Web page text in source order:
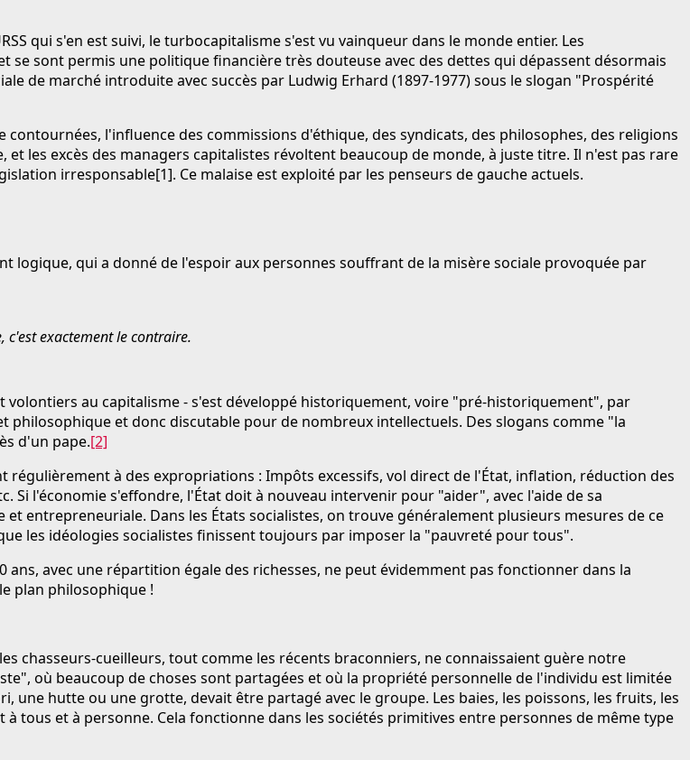
qui s'en est suivi, le turbocapitalisme s'est vu vainqueur dans le monde entier. Les
sont permis une politique financière très douteuse avec des dettes qui dépassent désormais
de marché introduite avec succès par Ludwig Erhard (1897-1977) sous le slogan "Prospérité
l'influence des commissions d'éthique, des syndicats, des philosophes, des religions
les excès des managers capitalistes révoltent beaucoup de monde, à juste titre. Il n'est pas rare
irresponsable[1]. Ce malaise est exploité par les penseurs de gauche actuels.
qui a donné de l'espoir aux personnes souffrant de la misère sociale provoquée par
c'est exactement le contraire.
volontiers au capitalisme - s'est développé historiquement, voire "pré-historiquement", par
et donc discutable pour de nombreux intellectuels. Des slogans comme "la
d'un pape.[2]
à des expropriations : Impôts excessifs, vol direct de l'État, inflation, réduction des
l'économie s'effondre, l'État doit à nouveau intervenir pour "aider", avec l'aide de sa
entrepreneuriale. Dans les États socialistes, on trouve généralement plusieurs mesures de ce
les idéologies socialistes finissent toujours par imposer la "pauvreté pour tous".
avec une répartition égale des richesses, ne peut évidemment pas fonctionner dans la
plan philosophique !
chasseurs-cueilleurs, tout comme les récents braconniers, ne connaissaient guère notre
où beaucoup de choses sont partagées et où la propriété personnelle de l'individu est limitée
une hutte ou une grotte, devait être partagé avec le groupe. Les baies, les poissons, les fruits, les
tous et à personne. Cela fonctionne dans les sociétés primitives entre personnes de même type